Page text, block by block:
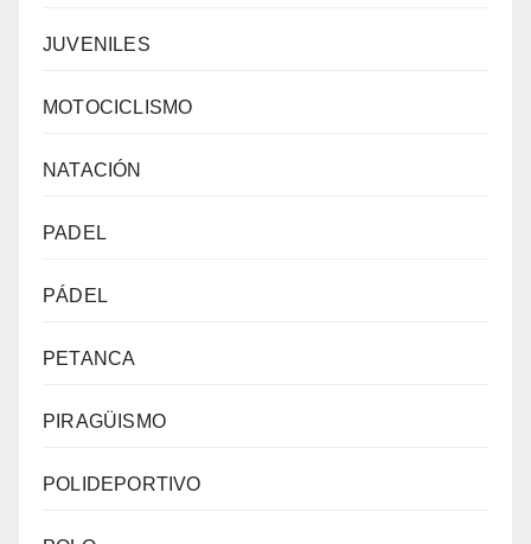
JUVENILES
MOTOCICLISMO
NATACIÓN
PADEL
PÁDEL
PETANCA
PIRAGÜISMO
POLIDEPORTIVO